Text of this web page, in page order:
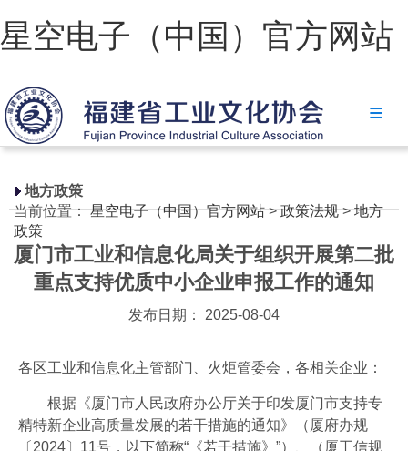
星空电子（中国）官方网站
星空电子（中国）官方网站
协会简介
星空电子（中国）官方网站
省级政策
工业视频
会员风采
地方政策
当前位置：星空电子（中国）官方网站>政策法规>地方
政策
厦门市工业和信息化局关于组织开展第二批
重点支持优质中小企业申报工作的通知
发布日期： 2025-08-04
各区工业和信息化主管部门、火炬管委会，各相关企业：
根据《厦门市人民政府办公厅关于印发厦门市支持专
精特新企业高质量发展的若干措施的通知》（厦府办规
〔2024〕11号，以下简称“《若干措施》”）、（厦工信规